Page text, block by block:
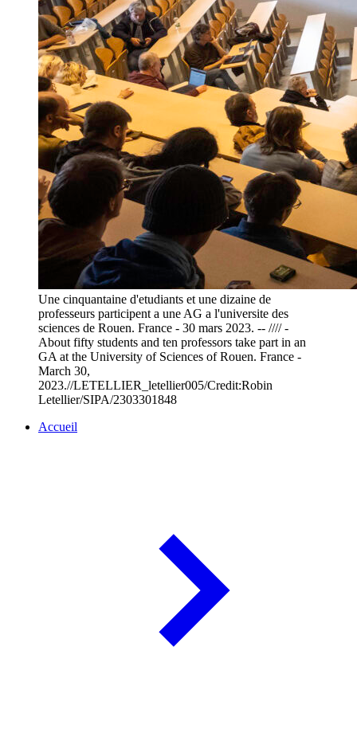
Une cinquantaine d'etudiants et une dizaine de
professeurs participent a une AG a l'universite des
sciences de Rouen. France - 30 mars 2023. -- //// -
About fifty students and ten professors take part in an
GA at the University of Sciences of Rouen. France -
March 30,
2023.//LETELLIER_letellier005/Credit:Robin
Letellier/SIPA/2303301848
Accueil